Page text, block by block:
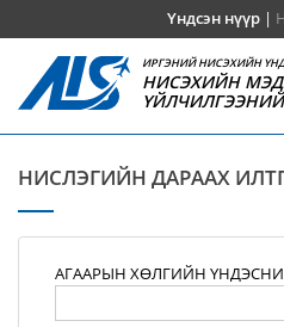
Үндсэн нүүр|
ИРГЭНИЙ НИСЭХИЙН
НИСЭХИЙН
НИСЛЭГИЙН ДАРААХ
АГААРЫН ХӨЛГИЙН